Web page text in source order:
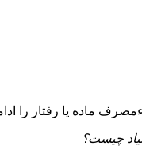
ماده یا رفتار را
چیست؟